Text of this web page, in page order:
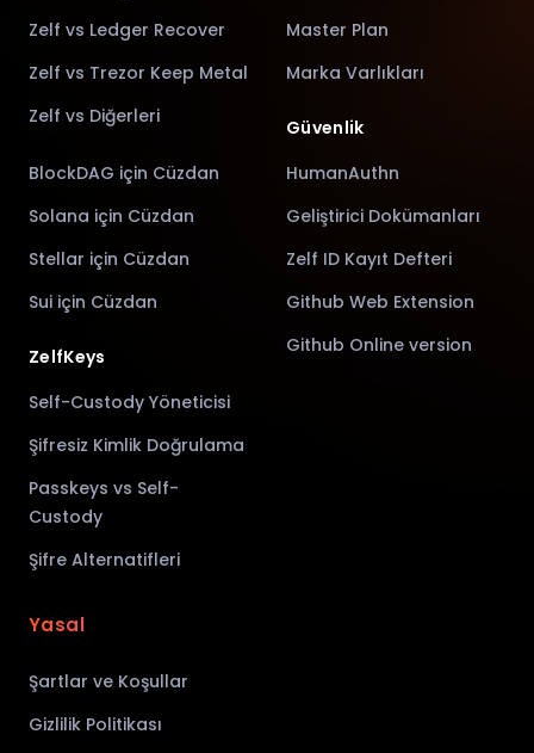
Zelf vs Ledger Recover
Zelf vs Trezor Keep Metal
Zelf vs Diğerleri
BlockDAG için Cüzdan
Solana için Cüzdan
Stellar için Cüzdan
Sui için Cüzdan
ZelfKeys
Self-Custody Yöneticisi
Şifresiz Kimlik Doğrulama
Passkeys vs Self-
Custody
Şifre Alternatifleri
Master Plan
Marka Varlıkları
Güvenlik
HumanAuthn
Geliştirici Dokümanları
Zelf ID Kayıt Defteri
Github Web Extension
Github Online version
Yasal
Şartlar ve Koşullar
Gizlilik Politikası